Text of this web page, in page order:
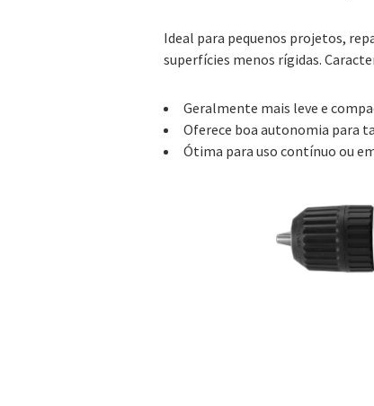
Ideal para pequenos projetos,
superfícies menos rígidas.
Geralmente mais leve e
Oferece boa autonomia para
Ótima para uso contínuo ou